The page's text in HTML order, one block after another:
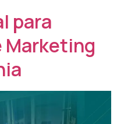
para
Marketing